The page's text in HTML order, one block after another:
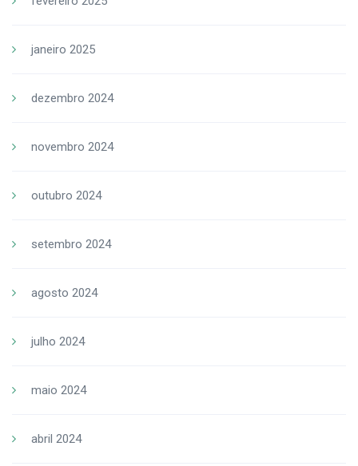
janeiro 2025
dezembro 2024
novembro 2024
outubro 2024
setembro 2024
agosto 2024
julho 2024
maio 2024
abril 2024